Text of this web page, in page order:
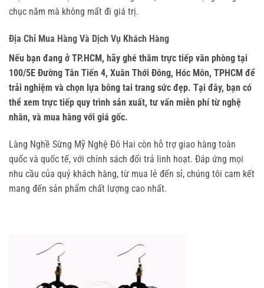
chục năm mà không mất đi giá trị.
Địa Chỉ Mua Hàng Và Dịch Vụ Khách Hàng
Nếu bạn đang ở TP.HCM, hãy ghé thăm trực tiếp văn phòng tại
100/5E Đường Tân Tiến 4, Xuân Thới Đông, Hóc Môn, TPHCM để
trải nghiệm và chọn lựa bông tai trang sức đẹp. Tại đây, bạn có
thể xem trực tiếp quy trình sản xuất, tư vấn miễn phí từ nghệ
nhân, và mua hàng với giá gốc.
Làng Nghề Sừng Mỹ Nghệ Đô Hai còn hỗ trợ giao hàng toàn
quốc và quốc tế, với chính sách đổi trả linh hoạt. Đáp ứng mọi
nhu cầu của quý khách hàng, từ mua lẻ đến sỉ, chúng tôi cam kết
mang đến sản phẩm chất lượng cao nhất.